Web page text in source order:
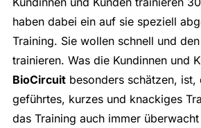
haben dabei ein auf sie speziell
Training. Sie wollen schnell und
trainieren. Was die Kundinnen und
BioCircuitbesonders schätzen, ist,
geführtes, kurzes und knackiges
das Training auch immer